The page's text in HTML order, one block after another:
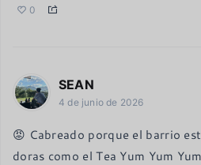
0
SEAN
4 de junio de 2026
😡 Cabreado porque el barrio
doras como el Tea Yum Yum